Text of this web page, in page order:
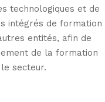
technologiques et de
intégrés de formation
entités, afin de
de la formation
secteur.